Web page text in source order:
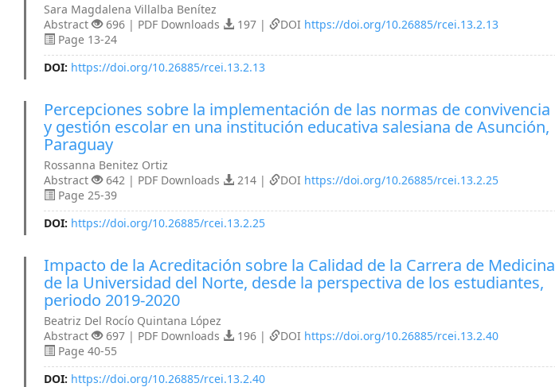
Sara Magdalena Villalba Benítez
Abstract
696 | PDF Downloads 197 | DOI https://doi.org/10.26885/rcei.13.2.13
Page 13-24
DOI: https://doi.org/10.26885/rcei.13.2.13
Percepciones sobre la implementación de las normas de convivencia
y gestión escolar en una institución educativa salesiana de Asunción,
Paraguay
Rossanna Benitez Ortiz
Abstract
642 | PDF Downloads 214 | DOI https://doi.org/10.26885/rcei.13.2.25
Page 25-39
DOI: https://doi.org/10.26885/rcei.13.2.25
Impacto de la Acreditación sobre la Calidad de la Carrera de Medicina
de la Universidad del Norte, desde la perspectiva de los estudiantes,
periodo 2019-2020
Beatriz Del Rocío Quintana López
Abstract
697 | PDF Downloads 196 | DOI https://doi.org/10.26885/rcei.13.2.40
Page 40-55
DOI: https://doi.org/10.26885/rcei.13.2.40